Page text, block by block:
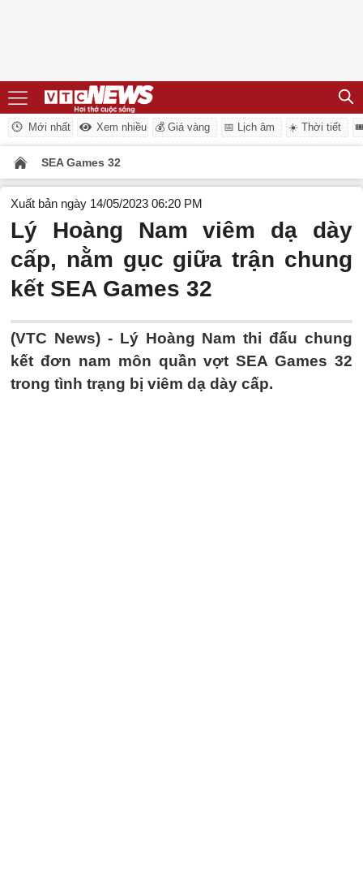
Mới nhất Xem nhiều 💰 Giá vàng 📅 Lịch âm ☀️ Thời tiết
SEA Games 32
Xuất bản ngày 14/05/2023 06:20 PM
Lý Hoàng Nam viêm dạ dày
cấp, nằm gục giữa trận chung
kết SEA Games 32
(VTC News) - Lý Hoàng Nam thi đấu chung
kết đơn nam môn quần vợt SEA Games 32
trong tình trạng bị viêm dạ dày cấp.